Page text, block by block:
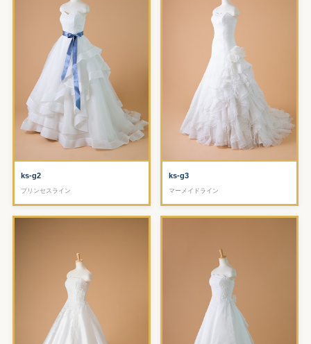
ks-g2
プリンセスライン
ks-g3
マーメイドライン